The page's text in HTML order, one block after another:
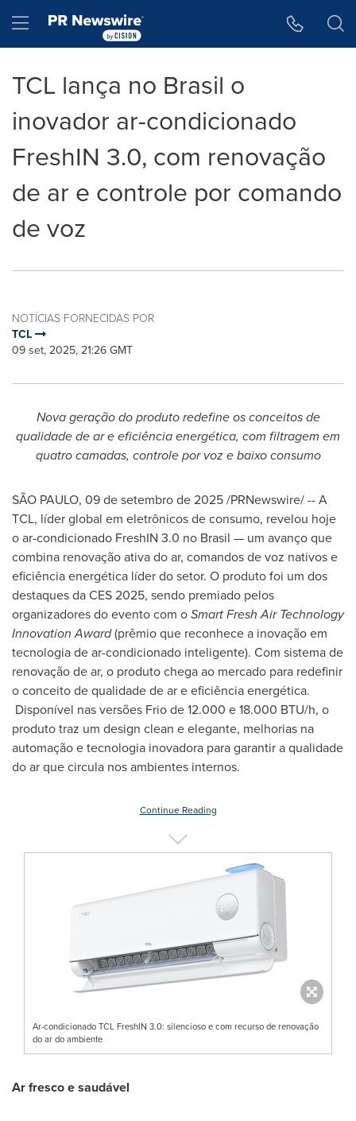
Hamburger menu
TCL lança no Brasil o
inovador ar-condicionado
FreshIN 3.0, com renovação
de ar e controle por comando
de voz
NOTÍCIAS FORNECIDAS POR
TCL
09 set, 2025, 21:26 GMT
Nova geração do produto redefine os conceitos de
qualidade de ar e eficiência energética, com filtragem em
quatro camadas, controle por voz e baixo consumo
SÃO PAULO, 09 de setembro de 2025/PRNewswire/ -- A
TCL, líder global em eletrônicos de consumo, revelou hoje
o ar-condicionado FreshIN 3.0 no Brasil — um avanço que
combina renovação ativa do ar, comandos de voz nativos e
eficiência energética líder do setor. O produto foi um dos
destaques da CES 2025, sendo premiado pelos
organizadores do evento com oSmart Fresh Air Technology
Innovation Award(prêmio que reconhece a inovação em
tecnologia de ar-condicionado inteligente). Com sistema de
renovação de ar, o produto chega ao mercado para redefinir
o conceito de qualidade de ar e eficiência energética.
Disponível nas versões Frio de12.000 e 18.000 BTU/h, o
produto traz um design clean e elegante, melhorias na
automação e tecnologia inovadora para garantir a qualidade
do ar que circula nos ambientes internos.
Continue Reading
Ar-condicionado TCL FreshIN 3.0: silencioso e com recurso de renovação
do ar do ambiente
Ar fresco e saudável